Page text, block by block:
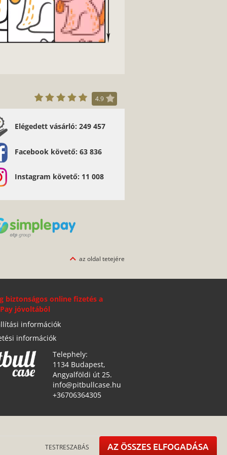
4.9
Elégedett vásárló: 249 457
Facebook követő: 63 836
Instagram követő: 11 008
az oldal tetejére
biztonságos online fizetés a
jóvoltából
információk
információk
Telephely:
1134 Budapest,
Angyalföldi út 25.
info@pitbullcase.hu
+36706364305
TESTRESZABÁS AZ ÖSSZES ELFOGADÁSA